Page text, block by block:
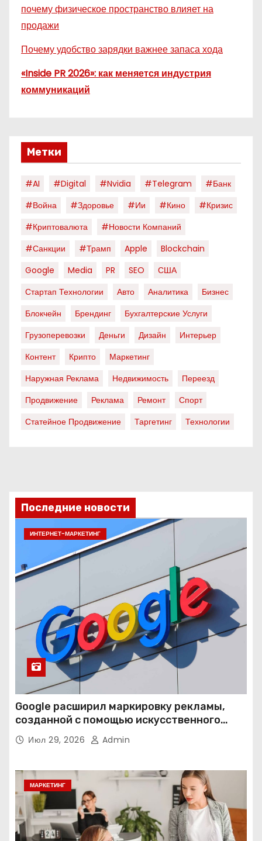
почему физическое пространство влияет на
продажи
Почему удобство зарядки важнее запаса хода
«Inside PR 2026»: как меняется индустрия
коммуникаций
Метки
#AI #digital #nvidia #telegram
#банк
#война
#здоровье #ии #кино
#кризис
#криптовалюта
#новости Компаний
#санкции
#трамп Apple
Blockchain
Google
Media PR SEO
США
Стартап Технологии
Авто Аналитика
Бизнес
Блокчейн
Брендинг
Бухгалтерские Услуги
Грузоперевозки
Деньги Дизайн
Интерьер
Контент
Крипто
Маркетинг
Наружная Реклама
Недвижимость
Переезд
Продвижение
Реклама Ремонт
Спорт
Статейное Продвижение
Таргетинг Технологии
Последние новости
ИНТЕРНЕТ-МАРКЕТИНГ
Google расширил маркировку рекламы,
созданной с помощью искусственного
интеллекта
Июл 29, 2026 Admin
МАРКЕТИНГ